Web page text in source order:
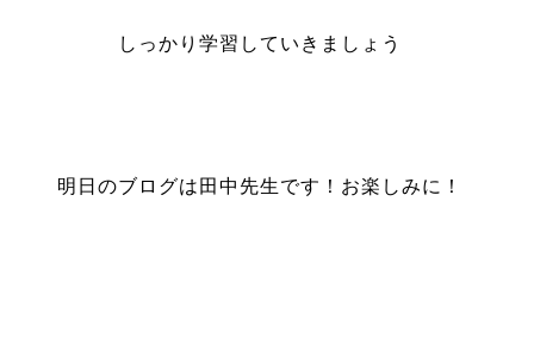
しっかり学習していきましょう
明日のブログは田中先生です！お楽しみに！